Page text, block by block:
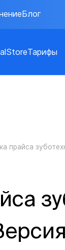
Блог
Тарифы
прайса